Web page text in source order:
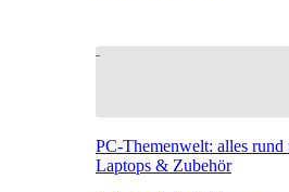
PC-Themenwelt: alles rund
Laptops & Zubehör